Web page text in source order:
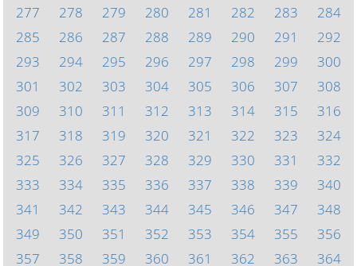
277
278 279 280 281 282 283
284
285
286 287 288 289 290 291
292
293
294 295 296 297 298 299
300
301
302 303 304 305 306 307
308
309
310 311 312 313 314 315
316
317
318 319 320 321 322 323
324
325
326 327 328 329 330 331
332
333
334 335 336 337 338 339
340
341
342 343 344 345 346 347
348
349
350 351 352 353 354 355
356
357
358 359 360 361 362 363 364